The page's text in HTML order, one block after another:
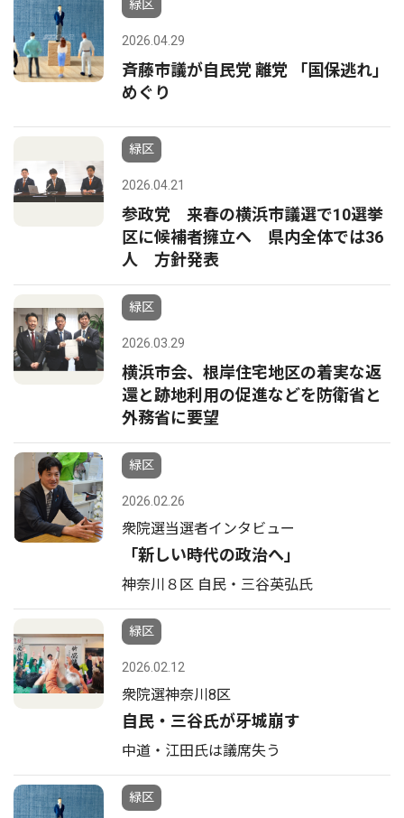
緑区
2026.04.29
斉藤市議が自民党 離党 「国保逃れ」
めぐり
緑区
2026.04.21
参政党 来春の横浜市議選で10選挙
区に候補者擁立へ 県内全体では36
人 方針発表
緑区
2026.03.29
横浜市会、根岸住宅地区の着実な返
還と跡地利用の促進などを防衛省と
外務省に要望
緑区
2026.02.26
衆院選当選者インタビュー
「新しい時代の政治へ」
神奈川８区 自民・三谷英弘氏
緑区
2026.02.12
衆院選神奈川8区
自民・三谷氏が牙城崩す
中道・江田氏は議席失う
緑区